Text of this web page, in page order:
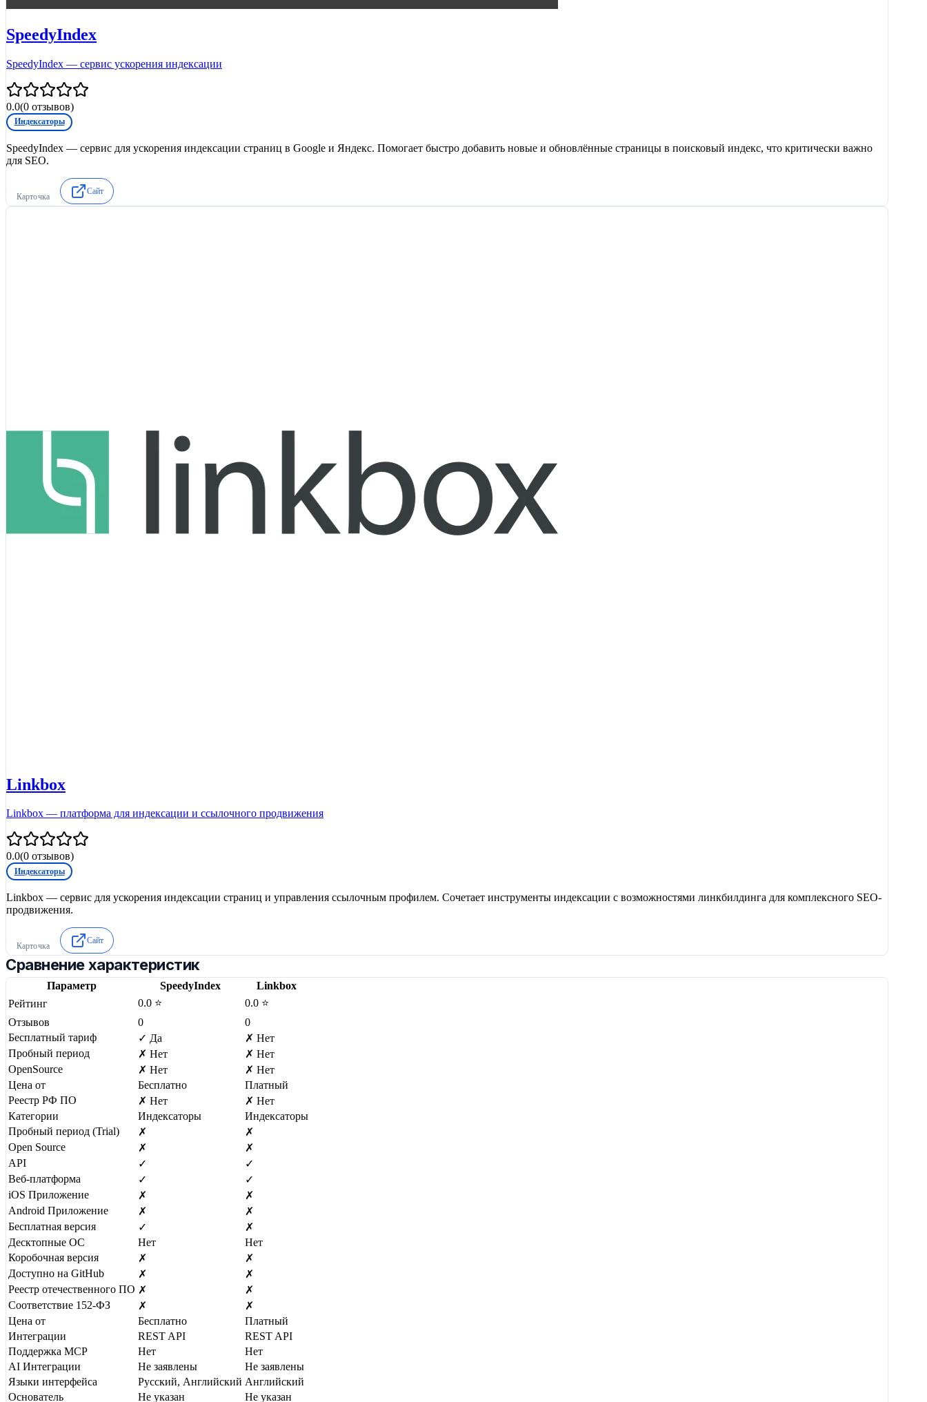
SpeedyIndex
SpeedyIndex — сервис ускорения индексации
0.0(0 отзывов)
Индексаторы
SpeedyIndex — сервис для ускорения индексации страниц в Google и Яндекс. Помогает быстро добавить новые и обновлённые страницы в поисковый индекс, что критически важно
для SEO.
Карточка
Сайт
Linkbox
Linkbox — платформа для индексации и ссылочного продвижения
0.0(0 отзывов)
Индексаторы
Linkbox — сервис для ускорения индексации страниц и управления ссылочным профилем. Сочетает инструменты индексации с возможностями линкбилдинга для комплексного SEO-
продвижения.
Карточка
Сайт
Сравнение характеристик
Параметр SpeedyIndex
Linkbox
Рейтинг
0.0 ⭐
0.0 ⭐
Отзывов
0
0
Бесплатный тариф
✓ Да
✗ Нет
Пробный период
✗ Нет
✗ Нет
OpenSource
✗ Нет
✗ Нет
Цена от
Бесплатно
Платный
Реестр РФ ПО
✗ Нет
✗ Нет
Категории
Индексаторы
Индексаторы
Пробный период (Trial)
✗
✗
Open Source
✗
✗
API
✓
✓
Веб-платформа
✓
✓
iOS Приложение
✗
✗
Android Приложение
✗
✗
Бесплатная версия
✓
✗
Десктопные ОС
Нет
Нет
Коробочная версия
✗
✗
Доступно на GitHub
✗
✗
Реестр отечественного ПО ✗
✗
Соответствие 152-ФЗ
✗
✗
Цена от
Бесплатно
Платный
Интеграции
REST API
REST API
Поддержка MCP
Нет
Нет
AI Интеграции
Не заявлены
Не заявлены
Языки интерфейса
Русский, Английский Английский
Основатель
Не указан Не указан